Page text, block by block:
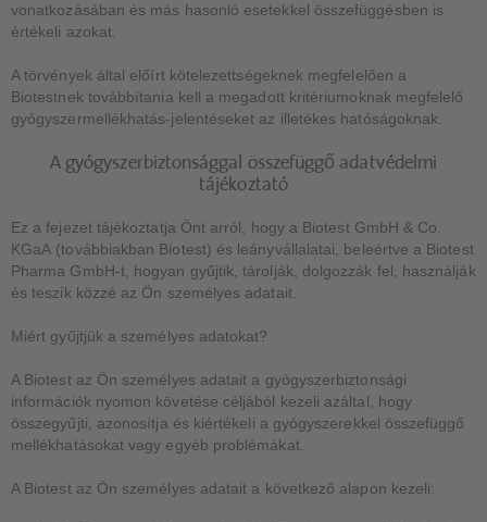
vonatkozásában és más hasonló esetekkel összefüggésben is
értékeli azokat.
A törvények által előírt kötelezettségeknek megfelelően a
Biotestnek továbbítania kell a megadott kritériumoknak megfelelő
gyógyszermellékhatás-jelentéseket az illetékes hatóságoknak.
A gyógyszerbiztonsággal összefüggő adatvédelmi
tájékoztató
Ez a fejezet tájékoztatja Önt arról, hogy a Biotest GmbH & Co.
KGaA (továbbiakban Biotest) és leányvállalatai, beleértve a Biotest
Pharma GmbH-t, hogyan gyűjtik, tárolják, dolgozzák fel, használják
és teszik közzé az Ön személyes adatait.
Miért gyűjtjük a személyes adatokat?
A Biotest az Ön személyes adatait a gyógyszerbiztonsági
információk nyomon követése céljából kezeli azáltal, hogy
összegyűjti, azonosítja és kiértékeli a gyógyszerekkel összefüggő
mellékhatásokat vagy egyéb problémákat.
A Biotest az Ön személyes adatait a következő alapon kezeli: